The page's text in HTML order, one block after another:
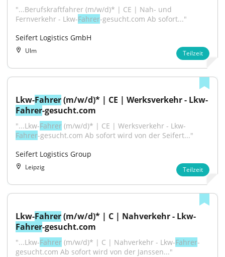
"...Berufskraftfahrer (m/w/d)* | CE | Nah- und
Fernverkehr - Lkw-Fahrer-gesucht.com Ab sofort..."
Seifert Logistics GmbH
Ulm Teilzeit
Lkw-Fahrer (m/w/d)* | CE | Werksverkehr - Lkw-
Fahrer-gesucht.com
"...Lkw-Fahrer (m/w/d)* | CE | Werksverkehr - Lkw-
Fahrer-gesucht.com Ab sofort wird von der Seifert..."
Seifert Logistics Group
Leipzig Teilzeit
Lkw-Fahrer (m/w/d)* | C | Nahverkehr - Lkw-
Fahrer-gesucht.com
"...Lkw-Fahrer (m/w/d)* | C | Nahverkehr - Lkw-Fahrer-
gesucht.com Ab sofort wird von der Janssen..."